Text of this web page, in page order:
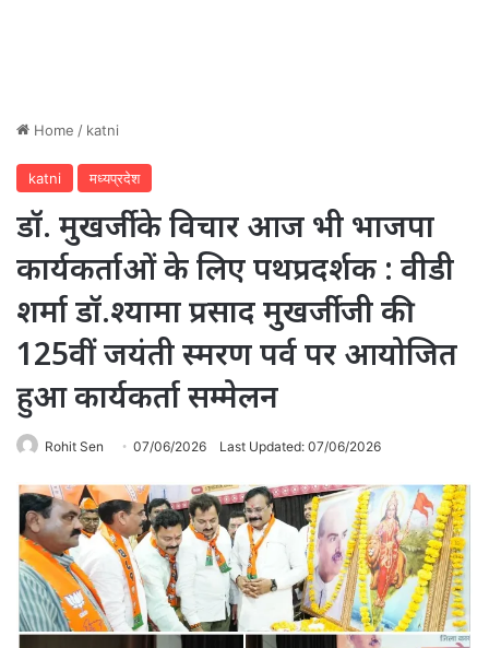
Home / katni
katni मध्यप्रदेश
डॉ. मुखर्जी के विचार आज भी भाजपा
कार्यकर्ताओं के लिए पथप्रदर्शक : वीडी
शर्मा डॉ.श्यामा प्रसाद मुखर्जी जी की
125वीं जयंती स्मरण पर्व पर आयोजित
हुआ कार्यकर्ता सम्मेलन
Rohit Sen 07/06/2026 Last Updated: 07/06/2026